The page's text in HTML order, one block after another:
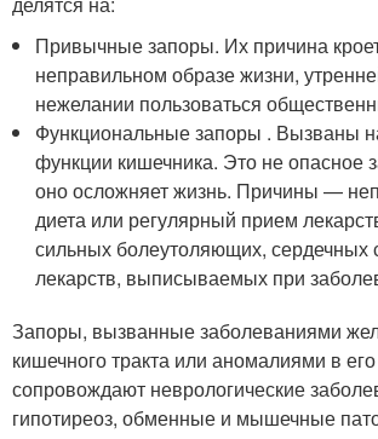
Привычные запоры. Их причина
неправильном образе жизни,
нежелании пользоваться
Функциональные запоры . Вызваны
функции кишечника. Это не опасное
оно осложняет жизнь. Причины —
диета или регулярный прием
сильных болеутоляющих, сердечных
лекарств, выписываемых при
Запоры, вызванные заболеваниями
кишечного тракта или аномалиями в его
сопровождают неврологические
гипотиреоз, обменные и мышечные